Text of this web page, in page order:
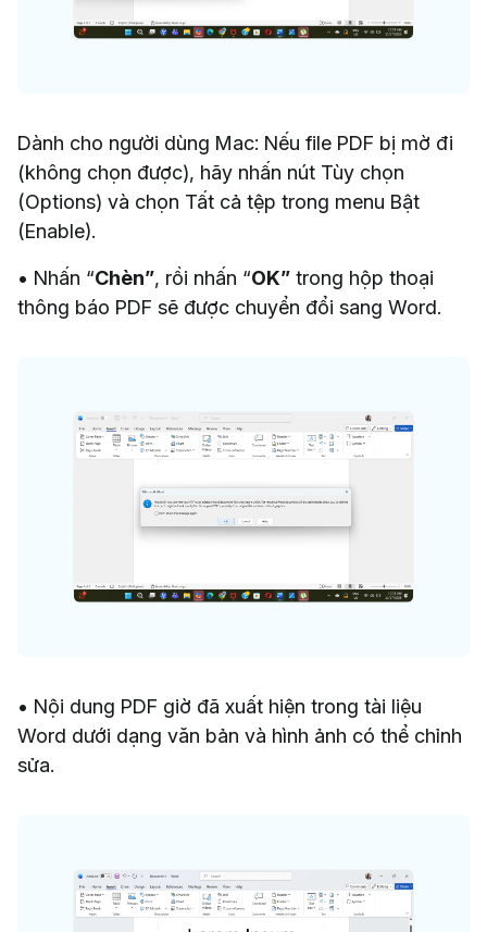
Dành cho người dùng Mac: Nếu file PDF bị mờ đi
(không chọn được), hãy nhấn nút Tùy chọn
(Options) và chọn Tất cả tệp trong menu Bật
(Enable).
• Nhấn “Chèn”, rồi nhấn “OK” trong hộp thoại
thông báo PDF sẽ được chuyển đổi sang Word.
• Nội dung PDF giờ đã xuất hiện trong tài liệu
Word dưới dạng văn bản và hình ảnh có thể chỉnh
sửa.